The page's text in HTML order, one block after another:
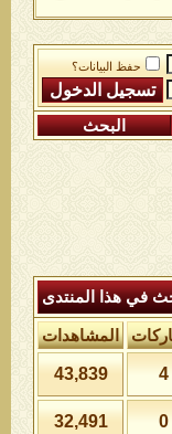
حفظ البيانات؟
البحث
في هذا المنتدى
المشاهدات
4
43,839
0
32,491